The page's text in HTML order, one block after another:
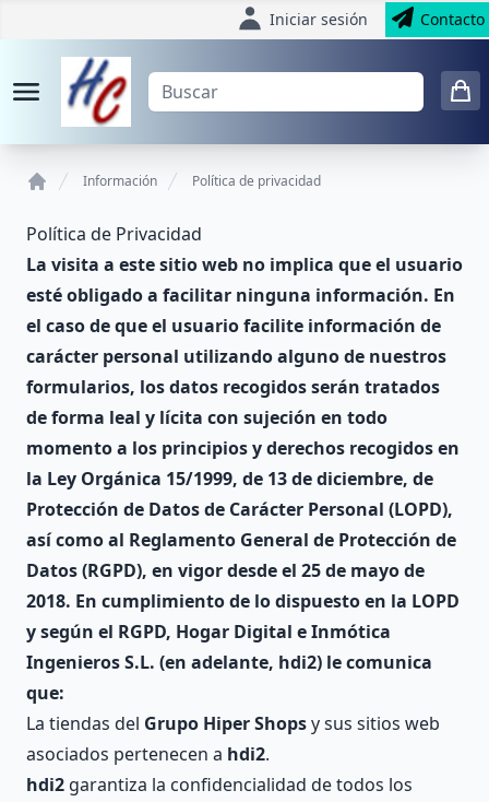
Iniciar sesión Contacto
Información Política de privacidad
Política de Privacidad
La visita a este sitio web no implica que el usuario
esté obligado a facilitar ninguna información. En
el caso de que el usuario facilite información de
carácter personal utilizando alguno de nuestros
formularios, los datos recogidos serán tratados
de forma leal y lícita con sujeción en todo
momento a los principios y derechos recogidos en
la Ley Orgánica 15/1999, de 13 de diciembre, de
Protección de Datos de Carácter Personal (LOPD),
así como al Reglamento General de Protección de
Datos (RGPD), en vigor desde el 25 de mayo de
2018. En cumplimiento de lo dispuesto en la LOPD
y según el RGPD, Hogar Digital e Inmótica
Ingenieros S.L. (en adelante, hdi2) le comunica
que:
La tiendas del Grupo Hiper Shopsy sus sitios web
asociados pertenecen a hdi2.
hdi2 garantiza la confidencialidad de todos los